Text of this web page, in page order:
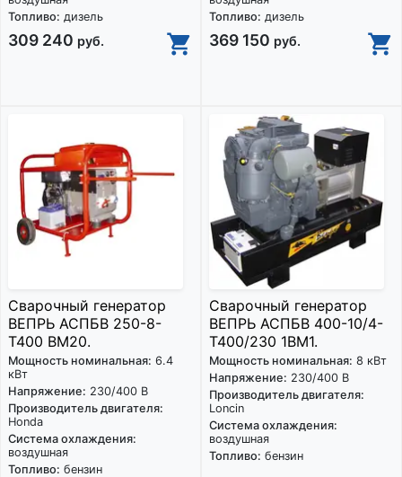
Топливо: дизель
309 240 руб.
Топливо: дизель
369 150 руб.
Сварочный генератор
ВЕПРЬ АСПБВ 250-8-
Т400 ВМ20.
Мощность номинальная: 6.4
кВт
Напряжение: 230/400 В
Производитель двигателя:
Honda
Система охлаждения:
воздушная
Топливо: бензин
Сварочный генератор
ВЕПРЬ АСПБВ 400-10/4-
Т400/230 1ВМ1.
Мощность номинальная: 8 кВт
Напряжение: 230/400 В
Производитель двигателя:
Loncin
Система охлаждения:
воздушная
Топливо: бензин